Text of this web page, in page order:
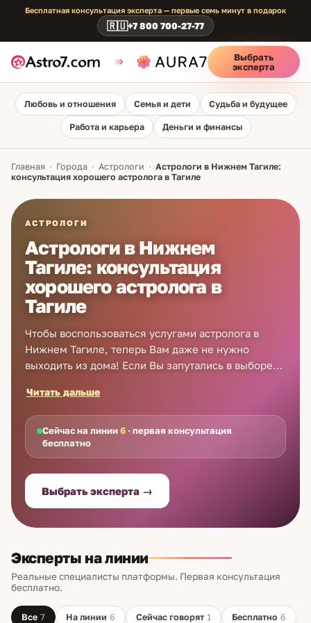
Бесплатная консультация эксперта — первые семь минут в подарок
🇷🇺+7 800 700-27-77
Выбрать
эксперта
Любовь и отношения Семья и дети Судьба и будущее
Работа и карьера Деньги и финансы
Главная · Города · Астрологи · Астрологи в Нижнем Тагиле:
консультация хорошего астролога в Тагиле
АСТРОЛОГИ
Астрологи в Нижнем
Тагиле: консультация
хорошего астролога в
Тагиле
Чтобы воспользоваться услугами астролога в
Нижнем Тагиле, теперь Вам даже не нужно
выходить из дома! Если Вы запутались в выборе
в Astro7 – советы хорошего астролога в Нижнем
Тагиле изменят Вашу жизнь. Профессиональный
прогноз астролога в Тагиле поможет направить
энергию и умения в верное русло. Заручитесь
поддержкой специалиста, и Вы достигнете успеха
во всех начинаниях! Достаточно позвонить – на
Astro7 астрологи в Тагиле консультируют новых
пользователей бесплатно!
Читать дальше
Сейчас на линии6 · первая консультация
бесплатно
Выбрать эксперта →
Эксперты на линии
Реальные специалисты платформы. Первая консультация
бесплатно.
Все 7 На линии 6 Сейчас говорят 1 Бесплатно 6